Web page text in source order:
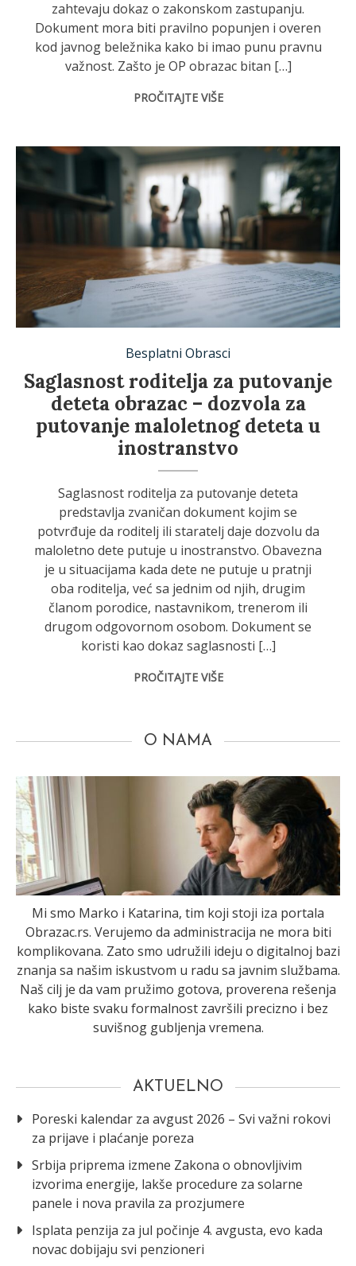
zahtevaju dokaz o zakonskom zastupanju.
Dokument mora biti pravilno popunjen i overen
kod javnog beležnika kako bi imao punu pravnu
važnost. Zašto je OP obrazac bitan […]
PROČITAJTE VIŠE
Besplatni Obrasci
Saglasnost roditelja za putovanje
deteta obrazac – dozvola za
putovanje maloletnog deteta u
inostranstvo
Saglasnost roditelja za putovanje deteta
predstavlja zvaničan dokument kojim se
potvrđuje da roditelj ili staratelj daje dozvolu da
maloletno dete putuje u inostranstvo. Obavezna
je u situacijama kada dete ne putuje u pratnji
oba roditelja, već sa jednim od njih, drugim
članom porodice, nastavnikom, trenerom ili
drugom odgovornom osobom. Dokument se
koristi kao dokaz saglasnosti […]
PROČITAJTE VIŠE
O NAMA
Mi smo Marko i Katarina, tim koji stoji iza portala
Obrazac.rs. Verujemo da administracija ne mora biti
komplikovana. Zato smo udružili ideju o digitalnoj bazi
znanja sa našim iskustvom u radu sa javnim službama.
Naš cilj je da vam pružimo gotova, proverena rešenja
kako biste svaku formalnost završili precizno i bez
suvišnog gubljenja vremena.
AKTUELNO
Poreski kalendar za avgust 2026 – Svi važni rokovi
za prijave i plaćanje poreza
Srbija priprema izmene Zakona o obnovljivim
izvorima energije, lakše procedure za solarne
panele i nova pravila za prozjumere
Isplata penzija za jul počinje 4. avgusta, evo kada
novac dobijaju svi penzioneri